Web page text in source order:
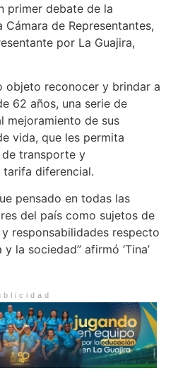
primer debate de la
de Representantes,
por La Guajira,
objeto reconocer y brindar a
62 años, una serie de
mejoramiento de sus
vida, que les permita
transporte y
tarifa diferencial.
pensado en todas las
del país como sujetos de
responsabilidades respecto
la sociedad” afirmó ‘Tina’